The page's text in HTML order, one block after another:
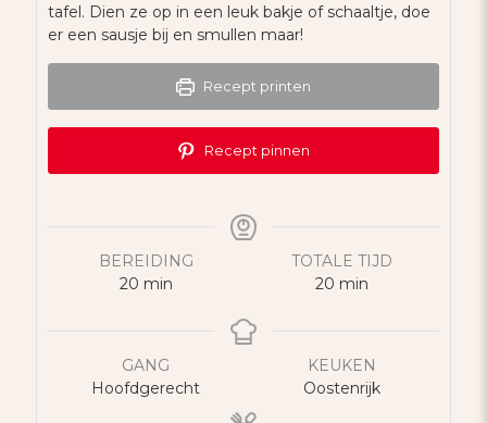
tafel. Dien ze op in een leuk bakje of schaaltje, doe
er een sausje bij en smullen maar!
Recept printen
Recept pinnen
BEREIDING
20minuten
min
TOTALE TIJD
20minuten
min
GANG
Hoofdgerecht
KEUKEN
Oostenrijk